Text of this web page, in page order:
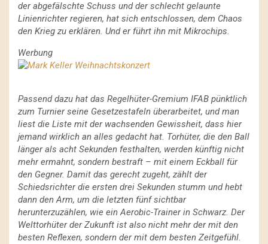
der abgefälschte Schuss und der schlecht gelaunte
Linienrichter regieren, hat sich entschlossen, dem Chaos
den Krieg zu erklären. Und er führt ihn mit Mikrochips.
Werbung
Passend dazu hat das Regelhüter-Gremium IFAB pünktlich
zum Turnier seine Gesetzestafeln überarbeitet, und man
liest die Liste mit der wachsenden Gewissheit, dass hier
jemand wirklich an alles gedacht hat. Torhüter, die den Ball
länger als acht Sekunden festhalten, werden künftig nicht
mehr ermahnt, sondern bestraft – mit einem Eckball für
den Gegner. Damit das gerecht zugeht, zählt der
Schiedsrichter die ersten drei Sekunden stumm und hebt
dann den Arm, um die letzten fünf sichtbar
herunterzuzählen, wie ein Aerobic-Trainer in Schwarz. Der
Welttorhüter der Zukunft ist also nicht mehr der mit den
besten Reflexen, sondern der mit dem besten Zeitgefühl.